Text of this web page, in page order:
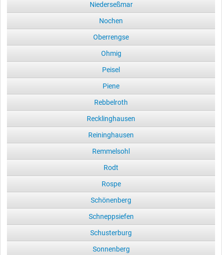
Niederseßmar
Nochen
Oberrengse
Ohmig
Peisel
Piene
Rebbelroth
Recklinghausen
Reininghausen
Remmelsohl
Rodt
Rospe
Schönenberg
Schneppsiefen
Schusterburg
Sonnenberg